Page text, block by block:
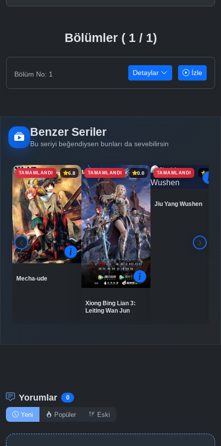
Bölümler ( 1 / 1)
Bölüm No: 1 Detaylar İzle
Benzer Seriler
Bu seriyi beğendiysen bunları da sevebilirsin
TAMAMLANDI 6.8
Mecha-ude
TAMAMLANDI 0.0
Xiong Bing Lian 3:
Leiting Wan Jun
TAMAMLANDI 6.9
Jiu Yang Wushen
Yorumlar 0
Yeni Popüler Eski